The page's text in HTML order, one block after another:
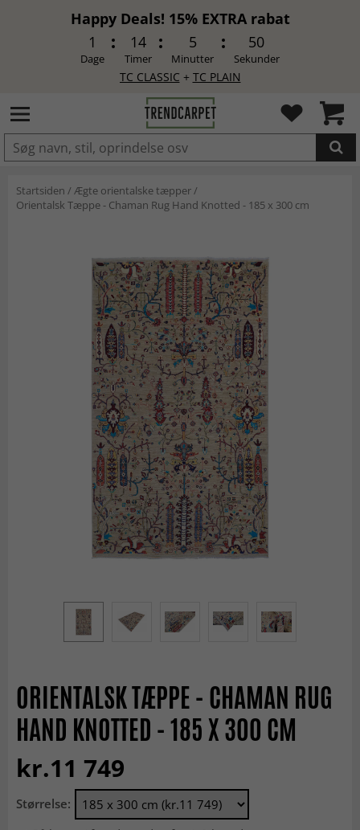
Happy Deals! 15% EXTRA rabat
1
Dage
14
Timer
5
Minutter
50
Sekunder
TC CLASSIC + TC PLAIN
LAGT I INDKØBSKURVEN.
Startsiden /Ægte orientalske tæpper/
Orientalsk Tæppe - Chaman Rug Hand Knotted - 185 x 300 cm
ORIENTALSK TÆPPE - CHAMAN RUG
HAND KNOTTED - 185 X 300 CM
kr.11 749
Størrelse: